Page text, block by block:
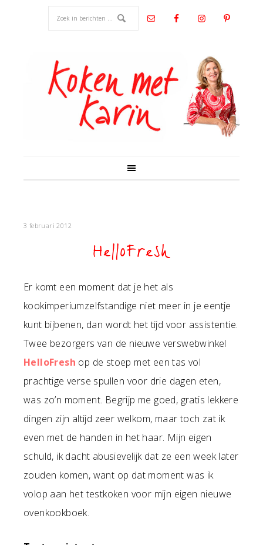
3 februari 2012
HelloFresh
Er komt een moment dat je het als
kookimperiumzelfstandige niet meer in je eentje
kunt bijbenen, dan wordt het tijd voor assistentie.
Twee bezorgers van de nieuwe verswebwinkel
HelloFresh op de stoep met een tas vol
prachtige verse spullen voor drie dagen eten,
was zo’n moment. Begrijp me goed, gratis lekkere
dingen zijn altijd zeer welkom, maar toch zat ik
even met de handen in het haar. Mijn eigen
schuld, ik dacht abusievelijk dat ze een week later
zouden komen, want op dat moment was ik
volop aan het testkoken voor mijn eigen nieuwe
ovenkookboek.